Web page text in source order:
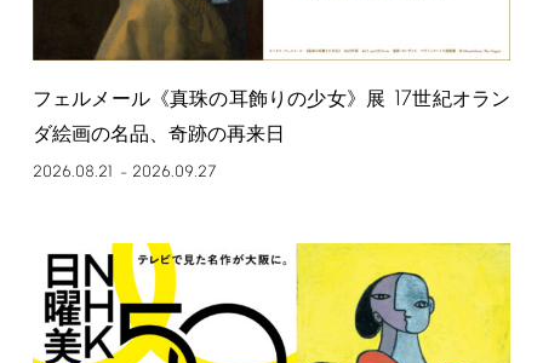
フェルメール《真珠の耳飾りの少女》展 17世紀オラン
ダ絵画の名品、奇跡の再来日
2026.08.21 – 2026.09.27